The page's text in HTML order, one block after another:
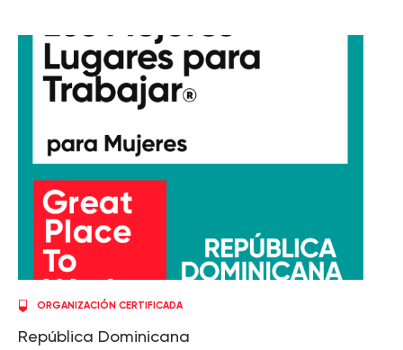
ORGANIZACIÓN CERTIFICADA
República Dominicana